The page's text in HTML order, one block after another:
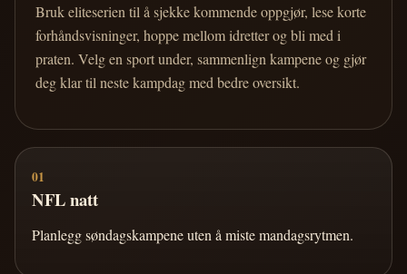
Bruk eliteserien til å sjekke kommende oppgjør, lese korte
forhåndsvisninger, hoppe mellom idretter og bli med i
praten. Velg en sport under, sammenlign kampene og gjør
deg klar til neste kampdag med bedre oversikt.
01
NFL natt
Planlegg søndagskampene uten å miste mandagsrytmen.